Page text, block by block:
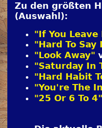
Zu den größten
(Auswahl):
"If You Leave
"Hard To Say
"Look Away"
"Saturday In
"Hard Habit
"You're The
"25 Or 6 To 4"